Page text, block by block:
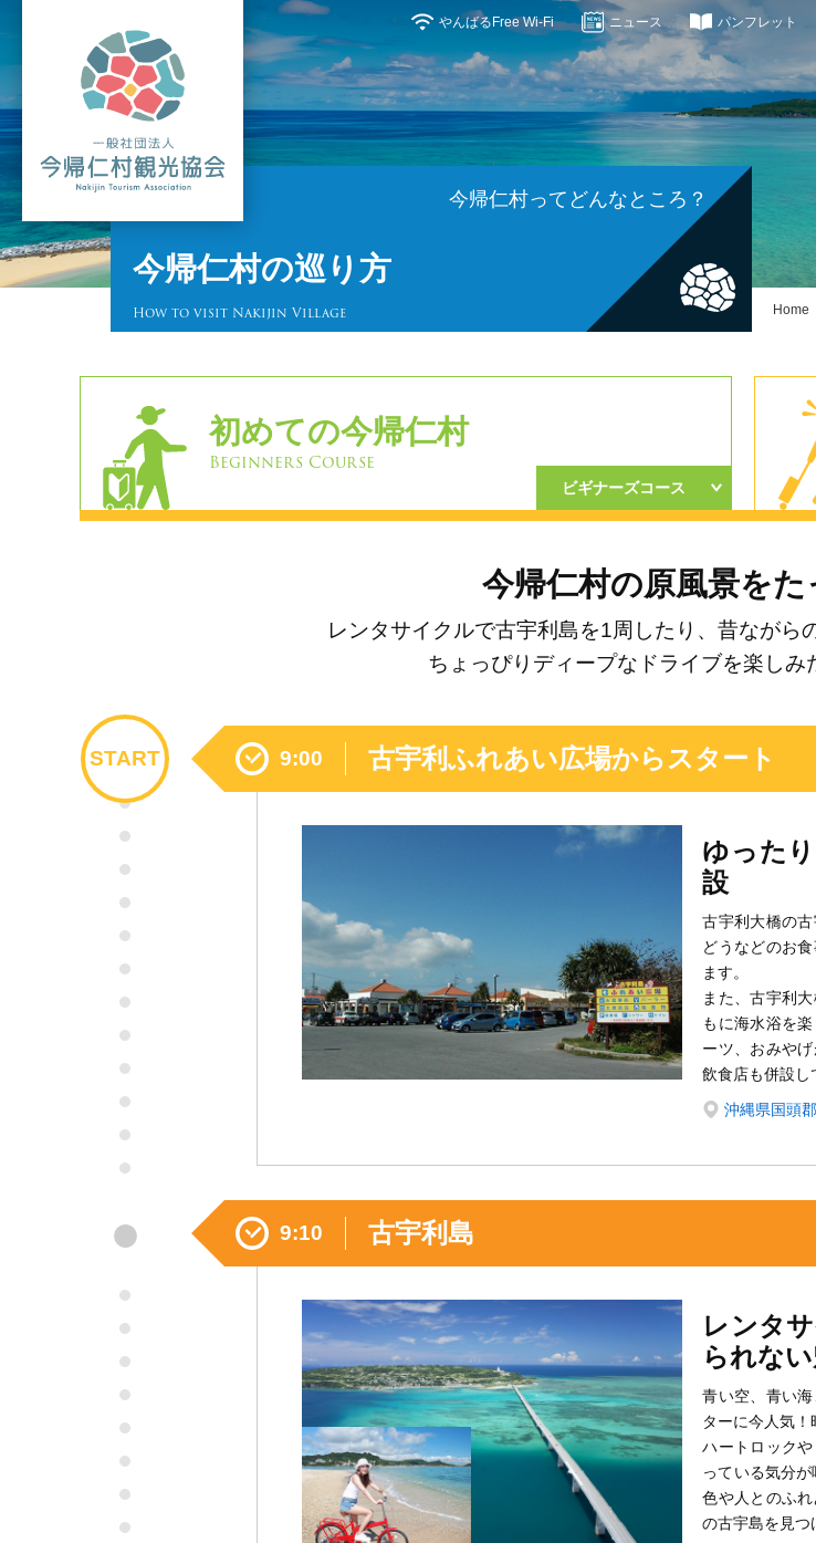
やんばるFree Wi-Fi ニュース パンフレット
今帰仁村ってどんなところ？
今帰仁村の巡り方
How to visit Nakijin Village Home
初めての今帰仁村
Beginners Course
ビギナーズコース
今帰仁村の原風景をた
レンタサイクルで古宇利島を1周したり、昔ながら
ちょっぴりディープなドライブを楽しみ
9:00 古宇利ふれあい広場からスタート
ゆった
設
古宇利大橋の
どうなどのお
ます。
また、古宇利
もに海水浴を
ーツ、おみや
飲食店も併設し
沖縄県国頭
START
9:10 古宇利島
レンタ
られな
青い空、青い
ターに今人気！
ハートロック
っている気分
色や人とのふ
の古宇島を見つ
●